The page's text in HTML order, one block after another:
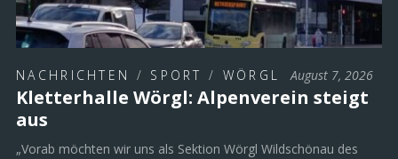
NACHRICHTEN / SPORT / WÖRGL August 7, 2026
Kletterhalle Wörgl: Alpenverein steigt
aus
„Vorab möchten wir uns als Sektion Wörgl Wildschönau des